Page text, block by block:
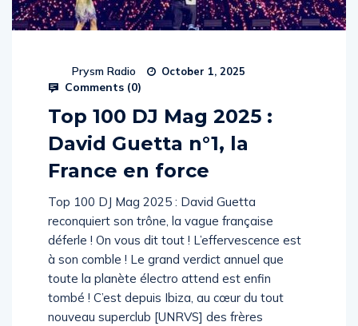
Prysm Radio October 1, 2025
Comments (0)
Top 100 DJ Mag 2025 :
David Guetta n°1, la
France en force
Top 100 DJ Mag 2025 : David Guetta
reconquiert son trône, la vague française
déferle ! On vous dit tout ! L’effervescence est
à son comble ! Le grand verdict annuel que
toute la planète électro attend est enfin
tombé ! C’est depuis Ibiza, au cœur du tout
nouveau superclub [UNRVS] des frères